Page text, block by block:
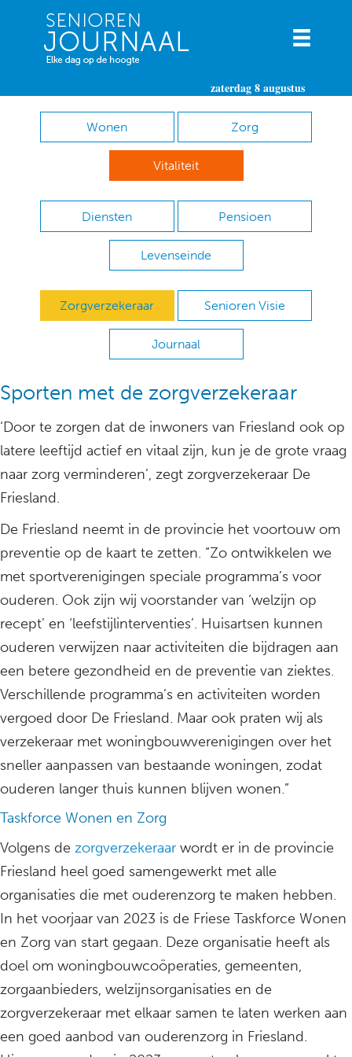
zaterdag 8 augustus
Wonen Zorg
Vitaliteit
Diensten Pensioen
Levenseinde
Zorgverzekeraar Senioren Visie
Journaal
Sporten met de zorgverzekeraar
‘Door te zorgen dat de inwoners van Friesland ook op
latere leeftijd actief en vitaal zijn, kun je de grote vraag
naar zorg verminderen’, zegt zorgverzekeraar De
Friesland.
De Friesland neemt in de provincie het voortouw om
preventie op de kaart te zetten. “Zo ontwikkelen we
met sportverenigingen speciale programma’s voor
ouderen. Ook zijn wij voorstander van ‘welzijn op
recept’ en ‘leefstijlinterventies’. Huisartsen kunnen
ouderen verwijzen naar activiteiten die bijdragen aan
een betere gezondheid en de preventie van ziektes.
Verschillende programma’s en activiteiten worden
vergoed door De Friesland. Maar ook praten wij als
verzekeraar met woningbouwverenigingen over het
sneller aanpassen van bestaande woningen, zodat
ouderen langer thuis kunnen blijven wonen.”
Taskforce Wonen en Zorg
Volgens de zorgverzekeraar wordt er in de provincie
Friesland heel goed samengewerkt met alle
organisaties die met ouderenzorg te maken hebben.
In het voorjaar van 2023 is de Friese Taskforce Wonen
en Zorg van start gegaan. Deze organisatie heeft als
doel om woningbouwcoöperaties, gemeenten,
zorgaanbieders, welzijnsorganisaties en de
zorgverzekeraar met elkaar samen te laten werken aan
een goed aanbod van ouderenzorg in Friesland.